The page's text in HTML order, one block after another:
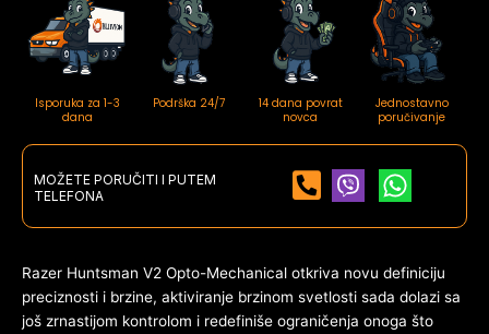
Isporuka za 1-3
dana
Podrška 24/7
14 dana povrat
novca
Jednostavno
poručivanje
MOŽETE PORUČITI I PUTEM
TELEFONA
Razer Huntsman V2 Opto-Mechanical otkriva novu definiciju
preciznosti i brzine, aktiviranje brzinom svetlosti sada dolazi sa
još zrnastijom kontrolom i redefiniše ograničenja onoga što